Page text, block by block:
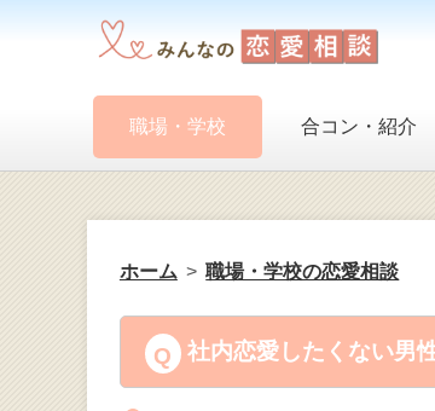
職場・学校 合コン・紹介
ホーム 職場・学校の恋愛相談
社内恋愛したくない男